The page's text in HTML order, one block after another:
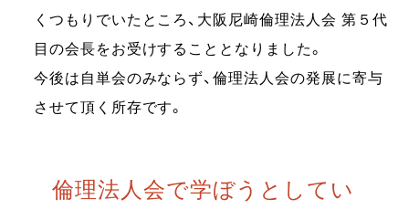
くつもりでいたところ、大阪尼崎倫理法人会 第５代
目の会長をお受けすることとなりました。
今後は自単会のみならず、倫理法人会の発展に寄与
させて頂く所存です。
倫理法人会で学ぼうとしてい